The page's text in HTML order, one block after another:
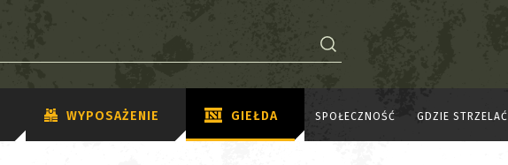
WYPOSAŻENIE GIEŁDA SPOŁECZNOŚĆ GDZIE STRZELAĆ